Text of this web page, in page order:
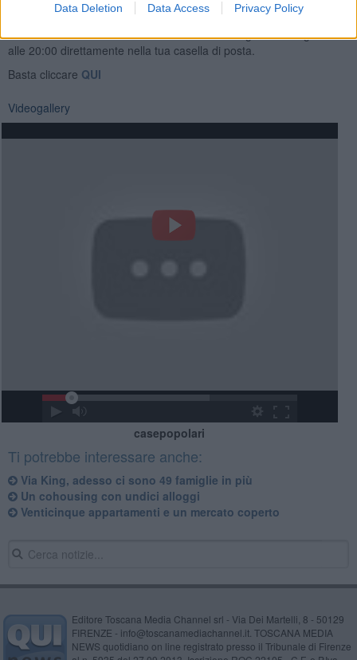
Data Deletion Data Access Privacy Policy
Se vuoi leggere le notizie principali della Toscana iscriviti alla
Newsletter QUInews - ToscanaMedia.Arriva gratis tutti i giorni
alle 20:00 direttamente nella tua casella di posta.
Basta cliccare QUI
Videogallery
casepopolari
Ti potrebbe interessare anche:
Via King, adesso ci sono 49 famiglie in più
Un cohousing con undici alloggi
Venticinque appartamenti e un mercato coperto
Editore Toscana Media Channel srl - Via Dei Martelli, 8 - 50129
FIRENZE - info@toscanamediachannel.it. TOSCANA MEDIA
NEWS quotidiano on line registrato presso il Tribunale di Firenze